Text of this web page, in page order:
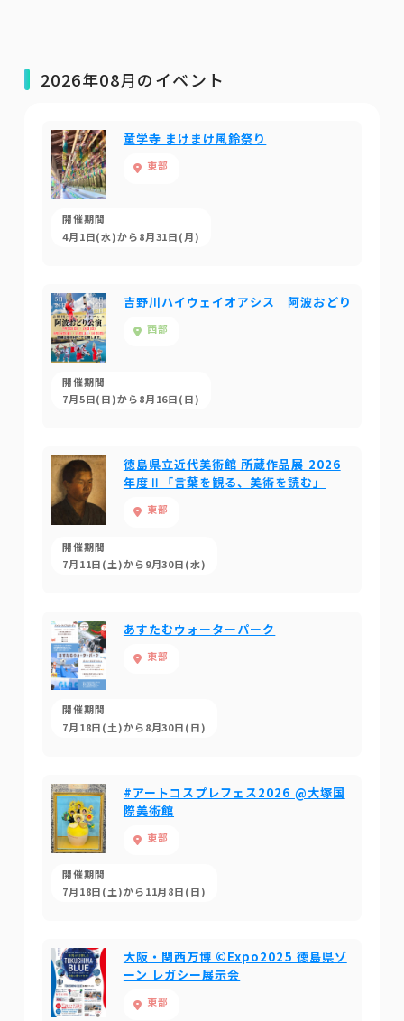
2026年08月のイベント
童学寺 まけまけ風鈴祭り
東部
開催期間
4月1日(水)から8月31日(月)
吉野川ハイウェイオアシス 阿波おどり
西部
開催期間
7月5日(日)から8月16日(日)
徳島県立近代美術館 所蔵作品展 2026
年度Ⅱ「言葉を観る、美術を読む」
東部
開催期間
7月11日(土)から9月30日(水)
あすたむウォーターパーク
東部
開催期間
7月18日(土)から8月30日(日)
#アートコスプレフェス2026 @大塚国
際美術館
東部
開催期間
7月18日(土)から11月8日(日)
大阪・関西万博 ©Expo2025 徳島県ゾ
ーン レガシー展示会
東部